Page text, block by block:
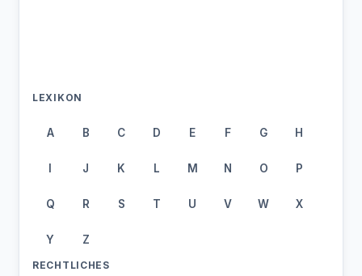
LEXIKON
A B C D E F G H
I J K L M N O P
Q R S T U V W X
Y Z
RECHTLICHES